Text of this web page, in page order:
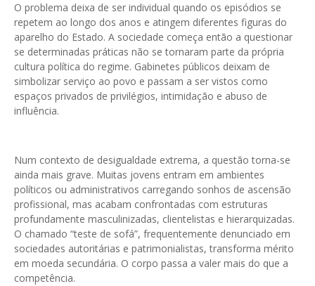
O problema deixa de ser individual quando os episódios se
repetem ao longo dos anos e atingem diferentes figuras do
aparelho do Estado. A sociedade começa então a questionar
se determinadas práticas não se tornaram parte da própria
cultura política do regime. Gabinetes públicos deixam de
simbolizar serviço ao povo e passam a ser vistos como
espaços privados de privilégios, intimidação e abuso de
influência.
Num contexto de desigualdade extrema, a questão torna-se
ainda mais grave. Muitas jovens entram em ambientes
políticos ou administrativos carregando sonhos de ascensão
profissional, mas acabam confrontadas com estruturas
profundamente masculinizadas, clientelistas e hierarquizadas.
O chamado “teste de sofá”, frequentemente denunciado em
sociedades autoritárias e patrimonialistas, transforma mérito
em moeda secundária. O corpo passa a valer mais do que a
competência.